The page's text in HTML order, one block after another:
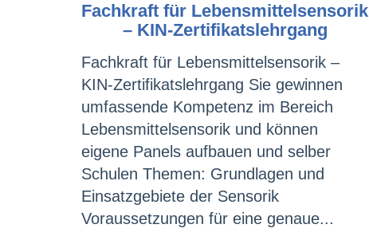
Fachkraft für Lebensmittelsensorik
– KIN-Zertifikatslehrgang
Fachkraft für Lebensmittelsensorik –
KIN-Zertifikatslehrgang Sie gewinnen
umfassende Kompetenz im Bereich
Lebensmittelsensorik und können
eigene Panels aufbauen und selber
Schulen Themen: Grundlagen und
Einsatzgebiete der Sensorik
Voraussetzungen für eine genaue...